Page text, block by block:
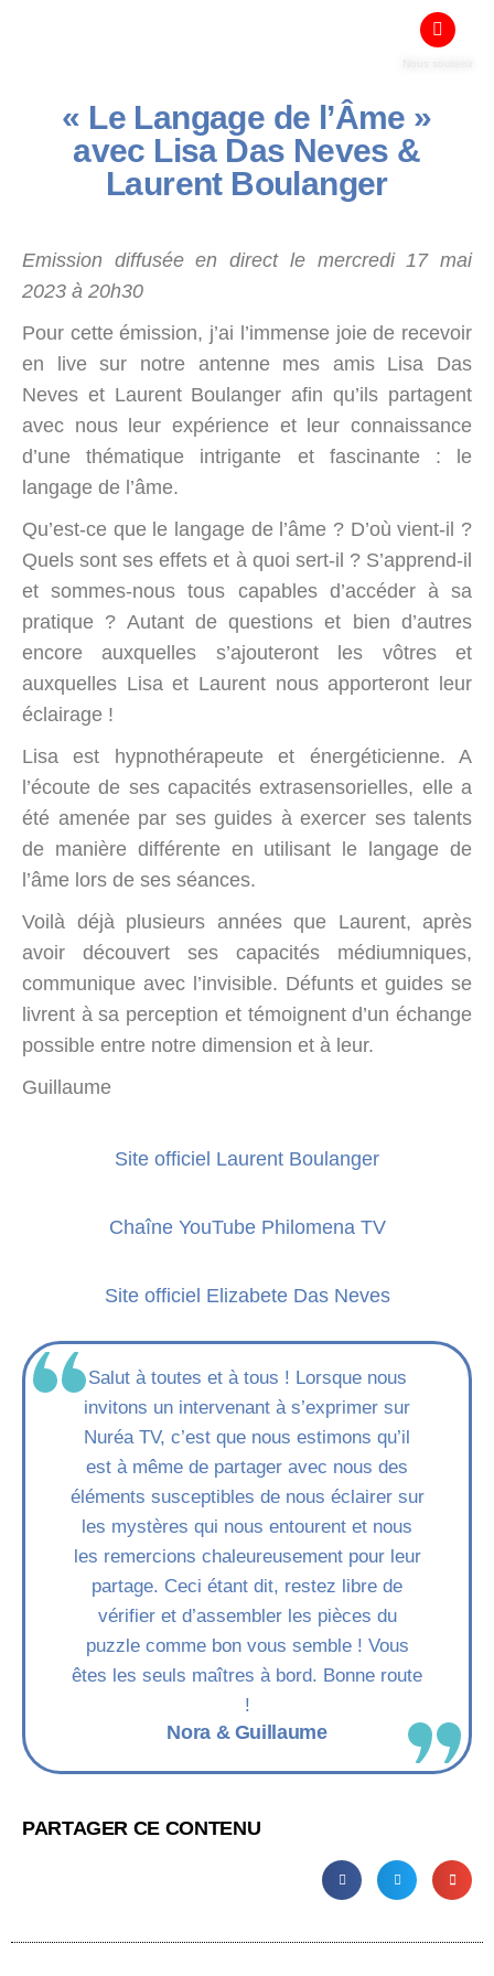
« Le Langage de l’Âme »
avec Lisa Das Neves &
Laurent Boulanger
Emission diffusée en direct le mercredi 17 mai
2023 à 20h30
Pour cette émission, j’ai l’immense joie de recevoir
en live sur notre antenne mes amis Lisa Das
Neves et Laurent Boulanger afin qu’ils partagent
avec nous leur expérience et leur connaissance
d’une thématique intrigante et fascinante : le
langage de l’âme.
Qu’est-ce que le langage de l’âme ? D’où vient-il ?
Quels sont ses effets et à quoi sert-il ? S’apprend-il
et sommes-nous tous capables d’accéder à sa
pratique ? Autant de questions et bien d’autres
encore auxquelles s’ajouteront les vôtres et
auxquelles Lisa et Laurent nous apporteront leur
éclairage !
Lisa est hypnothérapeute et énergéticienne. A
l’écoute de ses capacités extrasensorielles, elle a
été amenée par ses guides à exercer ses talents
de manière différente en utilisant le langage de
l’âme lors de ses séances.
Voilà déjà plusieurs années que Laurent, après
avoir découvert ses capacités médiumniques,
communique avec l’invisible. Défunts et guides se
livrent à sa perception et témoignent d’un échange
possible entre notre dimension et à leur.
Guillaume
Site officiel Laurent Boulanger
Chaîne YouTube Philomena TV
Site officiel Elizabete Das Neves
Salut à toutes et à tous ! Lorsque nous
invitons un intervenant à s’exprimer sur
Nuréa TV, c’est que nous estimons qu’il
est à même de partager avec nous des
éléments susceptibles de nous éclairer sur
les mystères qui nous entourent et nous
les remercions chaleureusement pour leur
partage. Ceci étant dit, restez libre de
vérifier et d’assembler les pièces du
puzzle comme bon vous semble ! Vous
êtes les seuls maîtres à bord. Bonne route
!
Nora & Guillaume
PARTAGER CE CONTENU